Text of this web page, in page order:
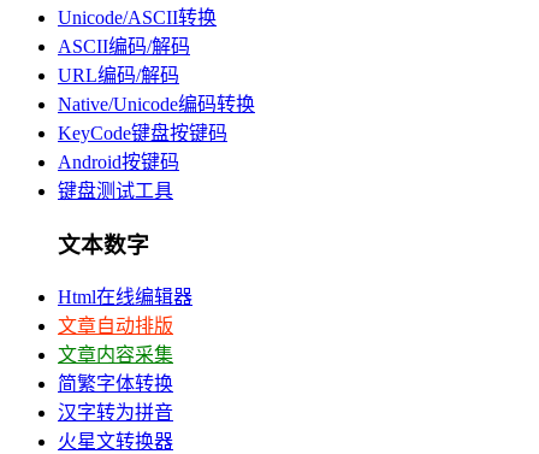
Unicode/ASCII转换
ASCII编码/解码
URL编码/解码
Native/Unicode编码转换
KeyCode键盘按键码
Android按键码
键盘测试工具
文本数字
Html在线编辑器
文章自动排版
文章内容采集
简繁字体转换
汉字转为拼音
火星文转换器